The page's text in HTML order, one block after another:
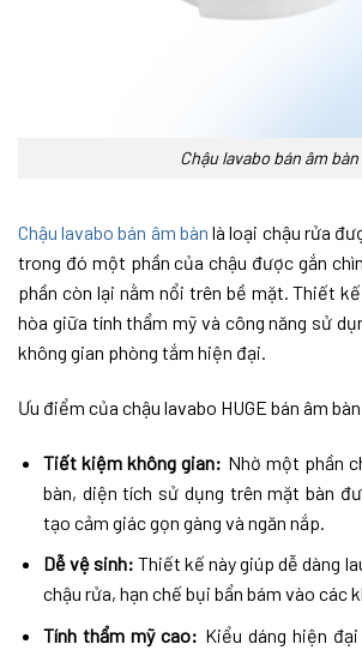
Chậu lavabo bán âm bàn
Chậu lavabo bán âm bàn là loại chậu rửa
trong đó một phần của chậu được gắn
phần còn lại nằm nổi trên bề mặt. Thiết
hòa giữa tính thẩm mỹ và công năng sử
không gian phòng tắm hiện đại.
Ưu điểm của chậu lavabo HUGE bán âm
Tiết kiệm không gian: Nhờ một phần
bàn, diện tích sử dụng trên mặt bàn
tạo cảm giác gọn gàng và ngăn nắp.
Dễ vệ sinh: Thiết kế này giúp dễ dàng
chậu rửa, hạn chế bụi bẩn bám vào các
Tính thẩm mỹ cao: Kiểu dáng hiện